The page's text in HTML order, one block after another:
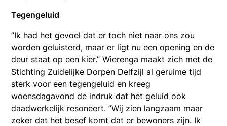
Tegengeluid
’’Ik had het gevoel dat er toch niet naar ons zou
worden geluisterd, maar er ligt nu een opening en de
deur staat op een kier.’’ Wierenga maakt zich met de
Stichting Zuidelijke Dorpen Delfzijl al geruime tijd
sterk voor een tegengeluid en kreeg
woensdagavond de indruk dat het geluid ook
daadwerkelijk resoneert. ’’Wij zien langzaam maar
zeker dat het besef komt dat er bewoners zijn. Ik